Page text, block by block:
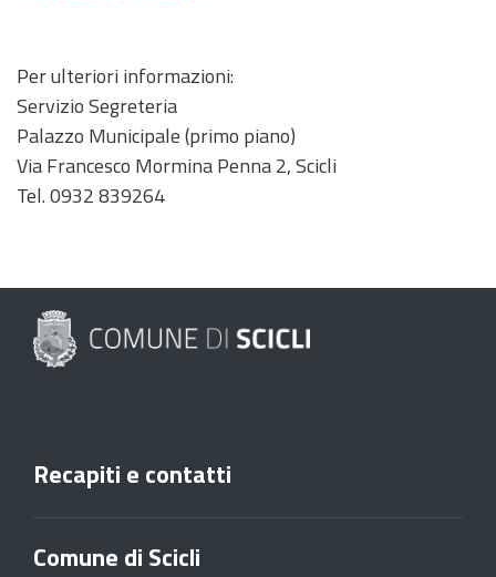
Per ulteriori informazioni:
Servizio Segreteria
Palazzo Municipale (primo piano)
Via Francesco Mormina Penna 2, Scicli
Tel. 0932 839264
Recapiti e contatti
Comune di Scicli